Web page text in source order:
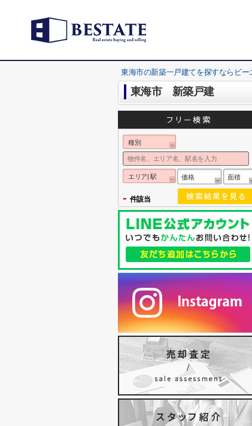
東海市の新築一戸建てを探すならビー
東海市 新築戸建
種別
エリア| 駅 価格 面積
- 件該当